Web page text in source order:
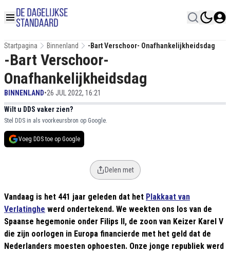
Startpagina Binnenland -Bart Verschoor- Onafhankelijkheidsdag
-Bart Verschoor-
Onafhankelijkheidsdag
BINNENLAND•26 JUL 2022, 16:21
Wilt u DDS vaker zien?
Stel DDS in als voorkeursbron op Google.
Voeg DDS toe op Google
Delen met
Vandaag is het 441 jaar geleden dat het Plakkaat van
Verlatinghe werd ondertekend. We weekten ons los van de
Spaanse hegemonie onder Filips II, de zoon van Keizer Karel V
die zijn oorlogen in Europa financierde met het geld dat de
Nederlanders moesten ophoesten. Onze jonge republiek werd